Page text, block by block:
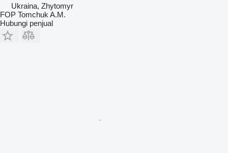
Ukraina, Zhytomyr
FOP Tomchuk A.M.
Hubungi penjual